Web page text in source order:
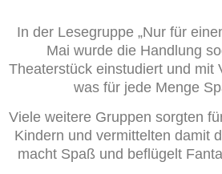
In der Lesegruppe „Nur für
Mai wurde die Handlung
Theaterstück einstudiert und mit
was für jede Menge
Viele weitere Gruppen sorgten
Kindern und vermittelten damit
macht Spaß und beflügelt